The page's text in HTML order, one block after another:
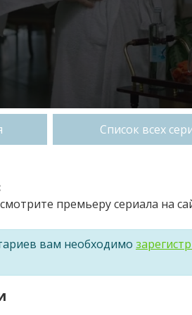
Список всех
премьеру сериала на
вам необходимо